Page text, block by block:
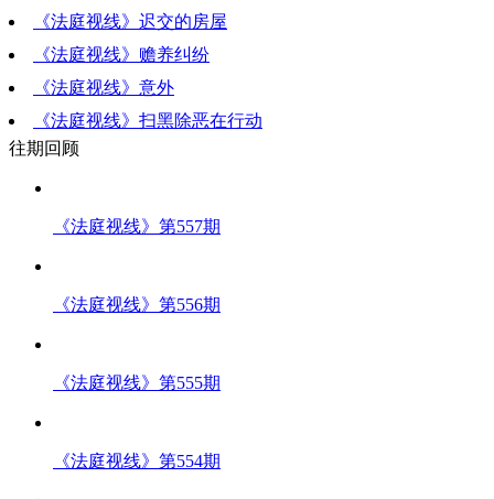
《法庭视线》迟交的房屋
《法庭视线》赡养纠纷
《法庭视线》意外
《法庭视线》扫黑除恶在行动
往期回顾
《法庭视线》第557期
《法庭视线》第556期
《法庭视线》第555期
《法庭视线》第554期